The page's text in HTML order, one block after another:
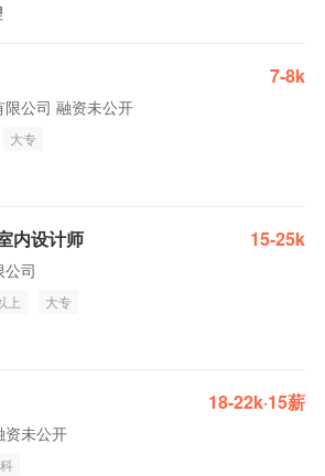
7-8k
公司 融资未公开
大专
内设计师 15-25k
司
上 大专
18-22k·15薪
资未公开